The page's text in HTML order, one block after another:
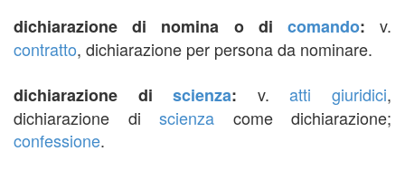
dichiarazione di nomina o di comando:v.
contratto, dichiarazione per persona da nominare.
dichiarazione discienza: v.atti giuridici,
dichiarazione di scienza come dichiarazione;
confessione.